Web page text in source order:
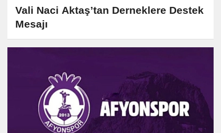
Vali Naci Aktaş’tan Derneklere Destek
Mesajı